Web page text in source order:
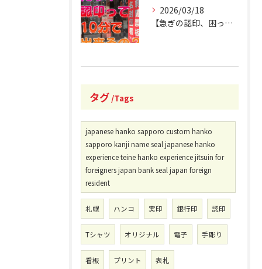
2026/03/18
【急ぎの認印、困ったことありませんか？】
タグ Tags
japanese hanko sapporo custom hanko
sapporo kanji name seal japanese hanko
experience teine hanko experience jitsuin for
foreigners japan bank seal japan foreign
resident
札幌 ハンコ 実印 銀行印 認印
Tシャツ オリジナル 電子 手彫り
看板 プリント 表札